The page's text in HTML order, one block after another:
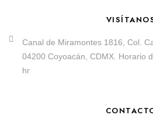
Canal de Miramontes 1816, Col.
04200 Coyoacán, CDMX. Horario
hr